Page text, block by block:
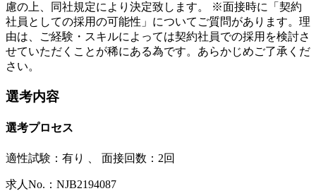
慮の上、同社規定により決定致します。 ※面接時に「契約
社員としての採用の可能性」についてご質問があります。理
由は、ご経験・スキルによっては契約社員での採用を検討さ
せていただくことが稀にある為です。あらかじめご了承くだ
さい。
選考内容
選考プロセス
適性試験： 有り 面接回数：2回
求人No.：NJB2194087